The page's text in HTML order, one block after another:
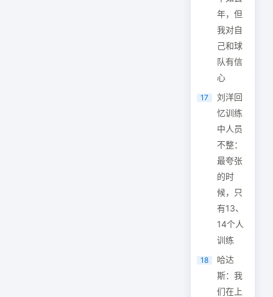
年，但
我对自
己和球
队有信
心
17
刘洋回
忆训练
中人员
不整：
最夸张
的时
候，只
有13、
14个人
训练
18
哈达
斯：我
们在上